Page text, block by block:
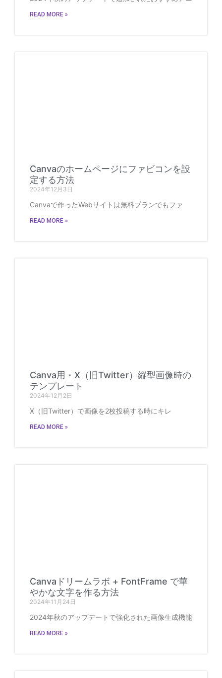
READ MORE »
Canvaのホームページにファビコンを設
定する方法
2024年12月3日
Canvaで作ったWebサイトは無料プランでもファ
READ MORE »
Canva用・X（旧Twitter）縦型画像時の
テンプレート
2024年12月2日
X（旧Twitter）で画像を2枚投稿する時にキレ
READ MORE »
Canvaドリームラボ + FontFrame で華
やかな文字を作る方法
2024年11月24日
2024年秋のアップデートで強化された画像生成機能
READ MORE »